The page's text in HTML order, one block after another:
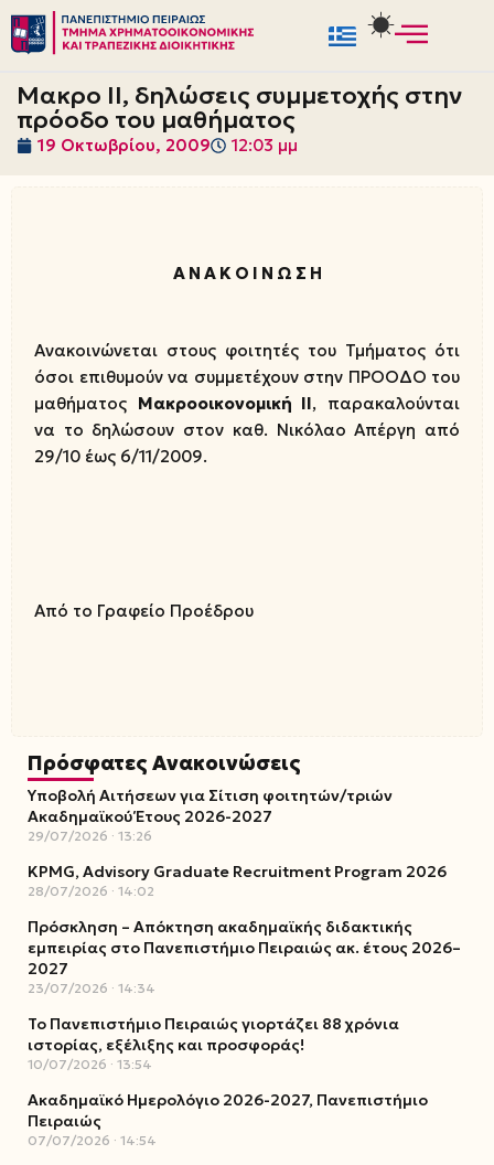
Μεταπηδήστε
στο
περιεχόμενο
Μακρο ΙΙ, δηλώσεις συμμετοχής στην
πρόοδο του μαθήματος
19 Οκτωβρίου, 2009 12:03 μμ
Α Ν Α Κ Ο Ι Ν Ω Σ Η
Ανακοινώνεται στους φοιτητές του Τμήματος ότι
όσοι επιθυμούν να συμμετέχουν στην ΠΡΟΟΔΟ του
μαθήματος Μακροοικονομική ΙΙ, παρακαλούνται
να το δηλώσουν στον καθ. Νικόλαο Απέργη από
29/10 έως 6/11/2009.
Από το Γραφείο Προέδρου
Πρόσφατες Ανακοινώσεις
Υποβολή Αιτήσεων για Σίτιση φοιτητών/τριών
Ακαδημαϊκού Έτους 2026-2027
29/07/2026 13:26
KPMG, Advisory Graduate Recruitment Program 2026
28/07/2026 14:02
Πρόσκληση – Απόκτηση ακαδημαϊκής διδακτικής
εμπειρίας στο Πανεπιστήμιο Πειραιώς ακ. έτους 2026–
2027
23/07/2026 14:34
Το Πανεπιστήμιο Πειραιώς γιορτάζει 88 χρόνια
ιστορίας, εξέλιξης και προσφοράς!
10/07/2026 13:54
Ακαδημαϊκό Ημερολόγιο 2026-2027, Πανεπιστήμιο
Πειραιώς
07/07/2026 14:54